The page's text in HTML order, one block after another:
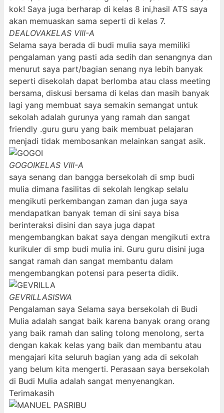
kok! Saya juga berharap di kelas 8 ini,hasil ATS saya
akan memuaskan sama seperti di kelas 7.
DEALOVAKELAS VIII-A
Selama saya berada di budi mulia saya memiliki
pengalaman yang pasti ada sedih dan senangnya dan
menurut saya part/bagian senang nya lebih banyak
seperti disekolah dapat berlomba atau class meeting
bersama, diskusi bersama di kelas dan masih banyak
lagi yang membuat saya semakin semangat untuk
sekolah adalah gurunya yang ramah dan sangat
friendly .guru guru yang baik membuat pelajaran
menjadi tidak membosankan melainkan sangat asik.
GOGOIKELAS VIII-A
saya senang dan bangga bersekolah di smp budi
mulia dimana fasilitas di sekolah lengkap selalu
mengikuti perkembangan zaman dan juga saya
mendapatkan banyak teman di sini saya bisa
berinteraksi disini dan saya juga dapat
mengembangkan bakat saya dengan mengikuti extra
kurikuler di smp budi mulia ini. Guru guru disini juga
sangat ramah dan sangat membantu dalam
mengembangkan potensi para peserta didik.
GEVRILLASISWA
Pengalaman saya Selama saya bersekolah di Budi
Mulia adalah sangat baik karena banyak orang orang
yang baik ramah dan saling tolong menolong, serta
dengan kakak kelas yang baik dan membantu atau
mengajari kita seluruh bagian yang ada di sekolah
yang belum kita mengerti. Perasaan saya bersekolah
di Budi Mulia adalah sangat menyenangkan.
Terimakasih